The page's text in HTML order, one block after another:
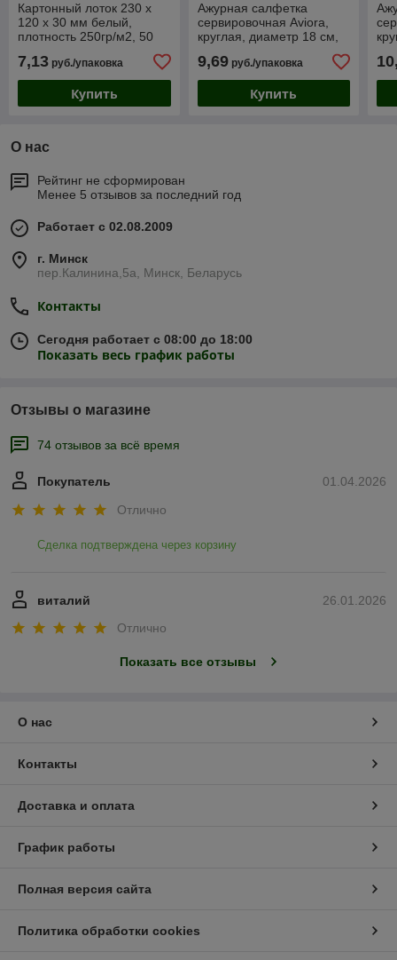
Картонный лоток 230 х
120 х 30 мм белый,
плотность 250гр/м2, 50
7,13 руб./упаковка
Купить
Ажурная салфетка
сервировочная Aviora,
круглая, диаметр 18 см,
9,69руб./упаковка
Купить
О нас
Рейтинг не сформирован
Менее 5 отзывов за последний год
Работает с 02.08.2009
г. Минск
пер.Калинина,5а, Минск, Беларусь
Контакты
Сегодня работает с 08:00 до 18:00
Показать весь график работы
Отзывы о магазине
74 отзывов за всё время
01.04.2026
Покупатель
Отлично
Сделка подтверждена через корзину
26.01.2026
виталий
Отлично
Показать все отзывы
О нас
Контакты
Доставка и оплата
График работы
Полная версия сайта
Политика обработки cookies